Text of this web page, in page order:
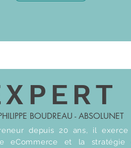
BOUDREAU - ABSOLUNET
depuis 20 ans, il exerce
eCommerce et la stratégie